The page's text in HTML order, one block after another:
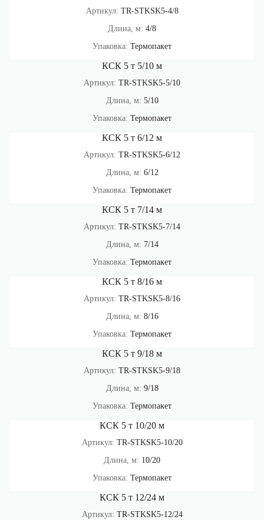
Артикул: TR-STKSK5-4/8
Длина, м: 4/8
Упаковка: Термопакет
КСК 5 т 5/10 м
Артикул: TR-STKSK5-5/10
Длина, м: 5/10
Упаковка: Термопакет
КСК 5 т 6/12 м
Артикул: TR-STKSK5-6/12
Длина, м: 6/12
Упаковка: Термопакет
КСК 5 т 7/14 м
Артикул: TR-STKSK5-7/14
Длина, м: 7/14
Упаковка: Термопакет
КСК 5 т 8/16 м
Артикул: TR-STKSK5-8/16
Длина, м: 8/16
Упаковка: Термопакет
КСК 5 т 9/18 м
Артикул: TR-STKSK5-9/18
Длина, м: 9/18
Упаковка: Термопакет
КСК 5 т 10/20 м
Артикул: TR-STKSK5-10/20
Длина, м: 10/20
Упаковка: Термопакет
КСК 5 т 12/24 м
Артикул: TR-STKSK5-12/24